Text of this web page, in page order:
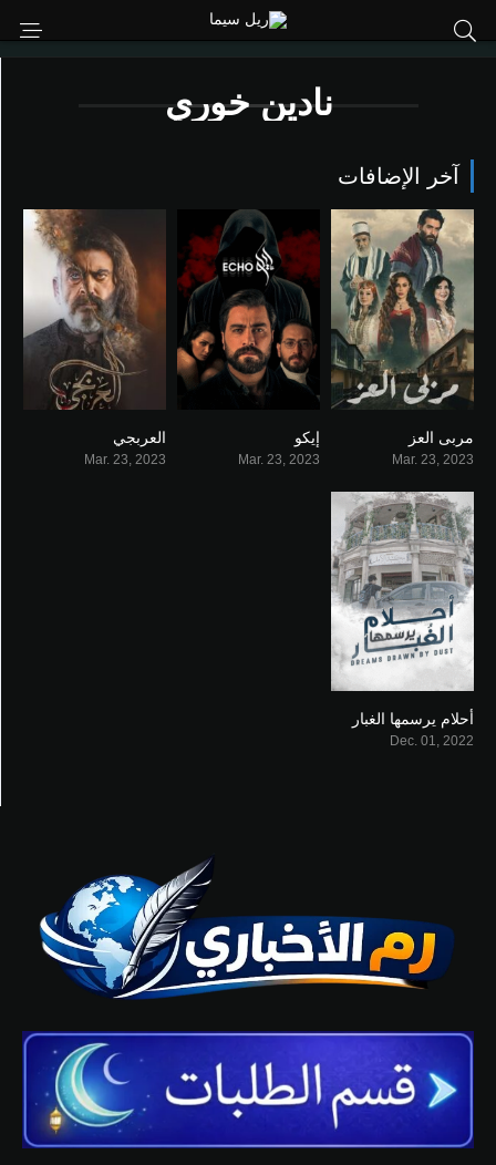
نادين خوري
آخر الإضافات
مربى العز
Mar. 23, 2023
إيكو
Mar. 23, 2023
العربجي
Mar. 23, 2023
أحلام يرسمها الغبار
Dec. 01, 2022